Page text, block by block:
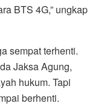
BTS 4G,” ungkap
sempat terhenti.
Jaksa Agung,
hukum. Tapi
berhenti.